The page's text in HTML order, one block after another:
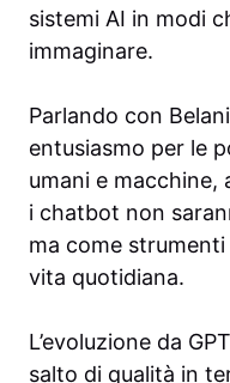
sistemi AI in modi
immaginare.
Parlando con
entusiasmo per le
umani e
i chatbot non
ma come strumenti
vita quotidiana.
L’evoluzione da
salto di qualità in